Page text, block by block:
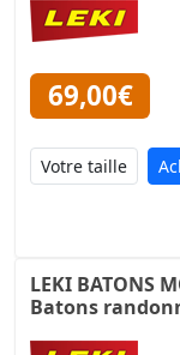
69,00€
LEKI BATONS
Batons